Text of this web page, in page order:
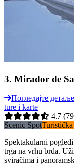
3. Mirador de
Погледајте
ture i karte
4.7
Scenic Spot
Spektakularni
trga na vrhu brda.
sviračima i